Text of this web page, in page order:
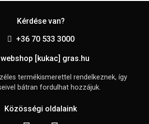
Kérdése van?
+36 70 533 3000
webshop [kukac] gras.hu
termékismerettel rendelkeznek, így
bátran fordulhat hozzájuk.
Közösségi oldalaink